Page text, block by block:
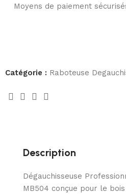
Moyens de paiement
Catégorie : Raboteuse
Description
Dégauchisseuse
MB504 conçue pour le